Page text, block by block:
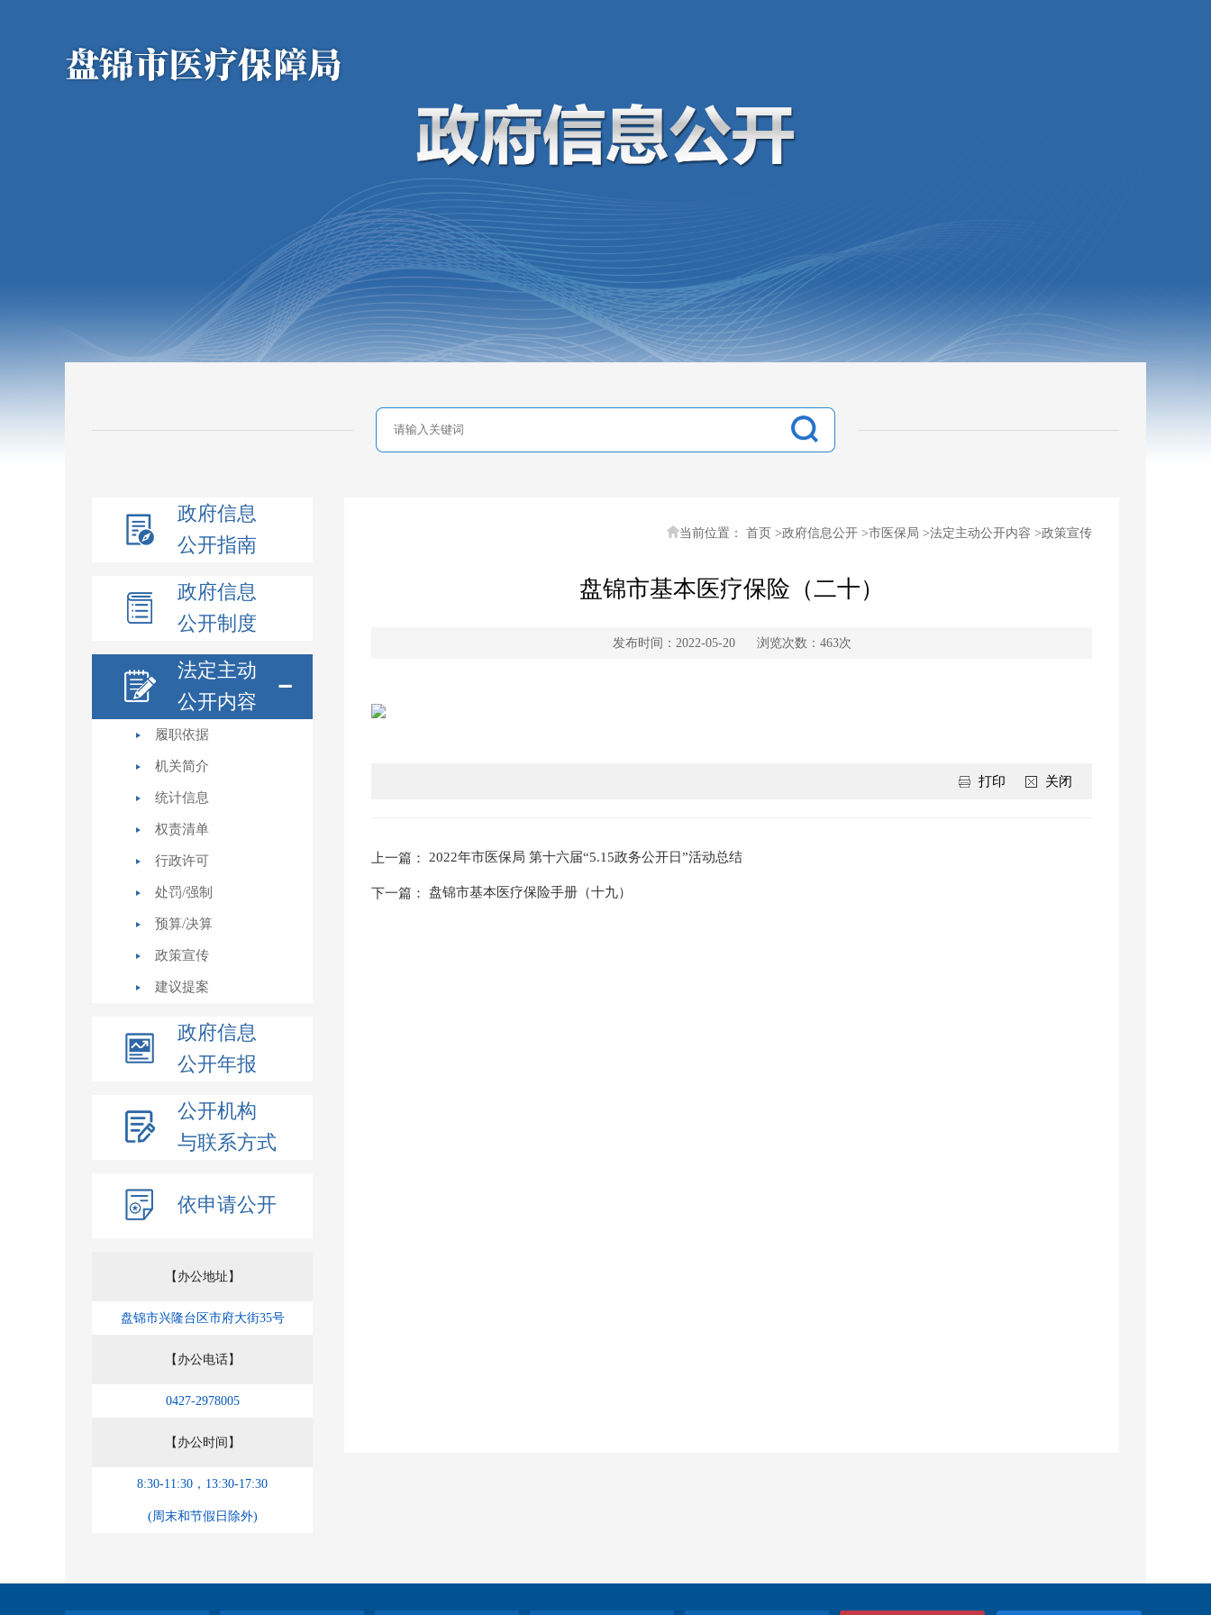
政府信息
公开指南
政府信息
公开制度
法定主动
公开内容
履职依据
机关简介
统计信息
权责清单
行政许可
处罚/强制
预算/决算
政策宣传
建议提案
政府信息
公开年报
公开机构
与联系方式
依申请公开
【办公地址】
盘锦市兴隆台区市府大街35号
【办公电话】
0427-2978005
【办公时间】
8:30-11:30，13:30-17:30
(周末和节假日除外)
当前位置： 首页 >政府信息公开 >市医保局 >法定主动公开内容 >政策宣传
盘锦市基本医疗保险（二十）
发布时间：2022-05-20 浏览次数： 463次
关闭
打印
上一篇： 2022年市医保局 第十六届“5.15政务公开日”活动总结
下一篇： 盘锦市基本医疗保险手册（十九）